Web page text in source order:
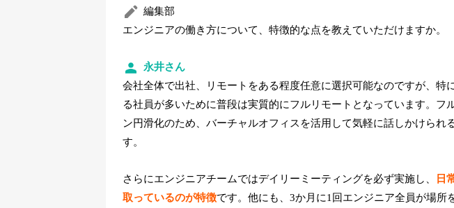
編集部
エンジニアの働き方について、特徴的な点を教えていただけますか。
永井さん
会社全体で出社、リモートをある程度任意に選択可能なのですが、特
る社員が多いために普段は実質的にフルリモートとなっています。フ
ン円滑化のため、バーチャルオフィスを活用して気軽に話しかけられ
す。
さらにエンジニアチームではデイリーミーティングを必ず実施し、
日
取っているのが特徴です。他にも、3か月に1回エンジニア全員が場所